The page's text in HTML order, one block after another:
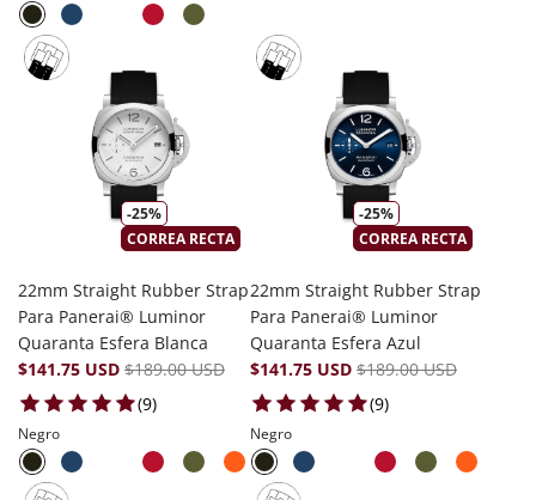
-25%
CORREA RECTA
22mm Straight Rubber Strap
Para Panerai® Luminor
Quaranta Esfera Blanca
$141.75 USD $189.00 USD
(9)9 total reviews
Negro
-25%
CORREA RECTA
22mm Straight Rubber Strap
Para Panerai® Luminor
Quaranta Esfera Azul
$141.75 USD $189.00 USD
(9)9 total reviews
Negro